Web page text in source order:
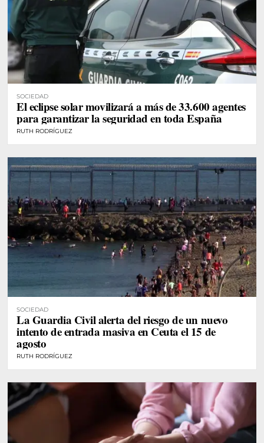
SOCIEDAD
El eclipse solar movilizará a más de 33.600 agentes
para garantizar la seguridad en toda España
RUTH RODRÍGUEZ
SOCIEDAD
La Guardia Civil alerta del riesgo de un nuevo
intento de entrada masiva en Ceuta el 15 de
agosto
RUTH RODRÍGUEZ